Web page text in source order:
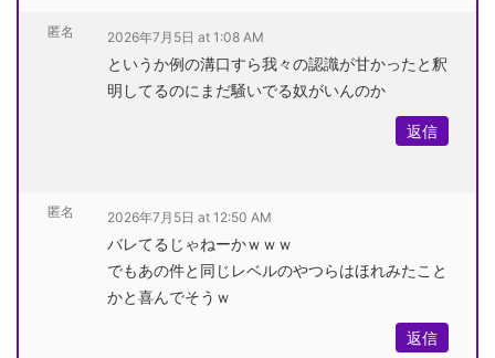
匿名 2026年7月5日 at 1:08 AM
というか例の溝口すら我々の認識が甘かったと釈
明してるのにまだ騒いでる奴がいんのか
返信
匿名 2026年7月5日 at 12:50 AM
バレてるじゃねーかｗｗｗ
でもあの件と同じレベルのやつらはほれみたこと
かと喜んでそうｗ
返信